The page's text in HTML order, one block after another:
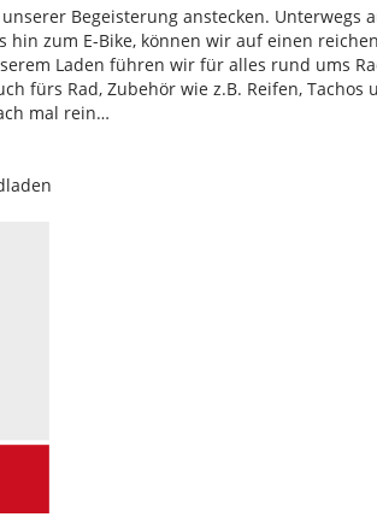
Begeisterung anstecken. Unterwegs
zum E-Bike, können wir auf einen
Laden führen wir für alles rund ums
fürs Rad, Zubehör wie z.B. Reifen, Tachos
mal rein…